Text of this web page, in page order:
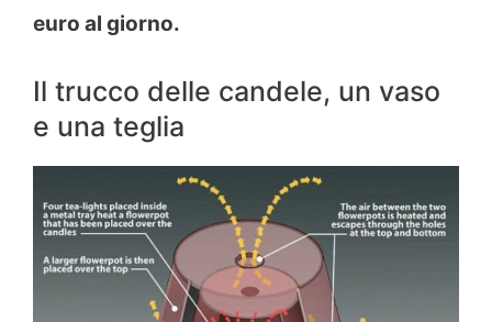
euro al giorno.
Il trucco delle candele, un vaso
e una teglia